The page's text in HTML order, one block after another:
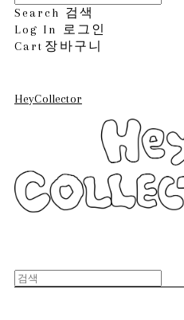
Search 검색
Log In
로그인
Cart 장바구니
HeyCollector